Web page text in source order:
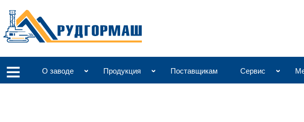
О заводе Продукция Поставщикам Сервис